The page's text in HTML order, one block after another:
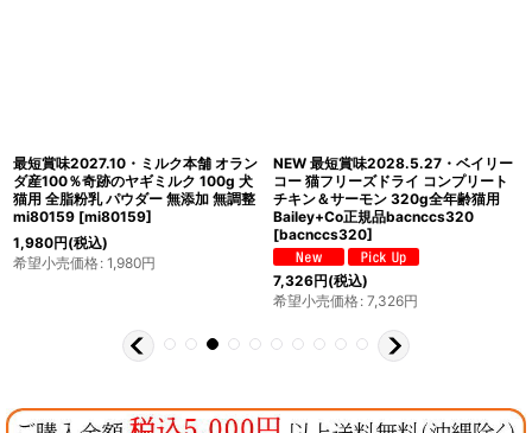
最短賞味2027.10・ミルク本舗 オラン
ダ産100％奇跡のヤギミルク 100g 犬
猫用 全脂粉乳 パウダー 無添加 無調整
mi80159 [mi80159]
1,980円(税込)
希望小売価格: 1,980円
NEW 最短賞味2028.5.27・ベイリー
コー 猫フリーズドライ コンプリート
チキン＆サーモン 320g全年齢猫用
Bailey+Co正規品bacnccs320
[bacnccs320]
7,326円(税込)
希望小売価格: 7,326円